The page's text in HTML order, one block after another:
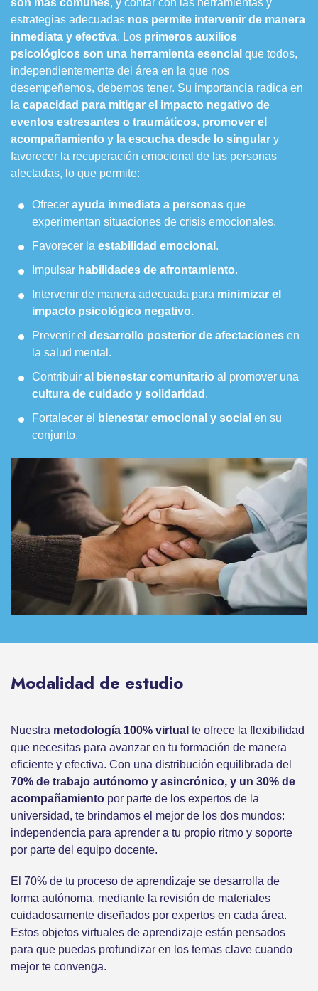
son más comunes, y contar con las herramientas y
estrategias adecuadas nos permite intervenir de manera
inmediata y efectiva. Los primeros auxilios
psicológicos son una herramienta esencial que todos,
independientemente del área en la que nos
desempeñemos, debemos tener. Su importancia radica en
la capacidad para mitigar el impacto negativo de
eventos estresantes o traumáticos, promover el
acompañamiento y la escucha desde lo singular y
favorecer la recuperación emocional de las personas
afectadas, lo que permite:
Ofrecer ayuda inmediata a personas que
experimentan situaciones de crisis emocionales.
Favorecer la estabilidad emocional .
Impulsar habilidades de afrontamiento.
Intervenir de manera adecuada para minimizar el
impacto psicológico negativo.
Prevenir el desarrollo posterior de afectaciones en
la salud mental.
Contribuir al bienestar comunitario al promover una
cultura de cuidado y solidaridad .
Fortalecer el
bienestar emocional y social en su
conjunto.
Modalidad de estudio
Nuestra metodología 100% virtual te ofrece la flexibilidad
que necesitas para avanzar en tu formación de manera
eficiente y efectiva. Con una distribución equilibrada del
70% de trabajo autónomo y asincrónico, y un 30% de
acompañamiento por parte de los expertos de la
universidad, te brindamos el mejor de los dos mundos:
independencia para aprender a tu propio ritmo y soporte
por parte del equipo docente.
El 70% de tu proceso de aprendizaje se desarrolla de
forma autónoma, mediante la revisión de materiales
cuidadosamente diseñados por expertos en cada área.
Estos objetos virtuales de aprendizaje están pensados
para que puedas profundizar en los temas clave cuando
mejor te convenga.